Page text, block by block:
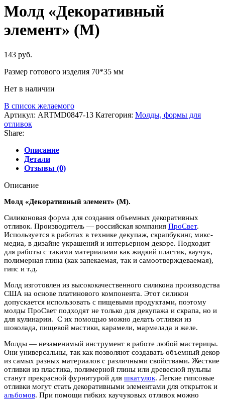
Молд «Декоративный
элемент» (M)
143 руб.
Размер готового изделия 70*35 мм
Нет в наличии
В список желаемого
Артикул: ARTMD0847-13 Категория: Молды, формы для
отливок
Share:
Описание
Детали
Отзывы (0)
Описание
Молд «Декоративный элемент» (M).
Силиконовая форма для создания объемных декоративных
отливок. Производитель — российская компания ПроСвет.
Используется в работах в технике декупаж, скрапбукинг, микс-
медиа, в дизайне украшений и интерьерном декоре. Подходит
для работы с такими материалами как жидкий пластик, каучук,
полимерная глина (как запекаемая, так и самоотверждеваемая),
гипс и т.д.
Молд изготовлен из высококачественного силикона производства
США на основе платинового компонента. Этот силикон
допускается использовать с пищевыми продуктами, поэтому
молды ПроСвет подходят не только для декупажа и скрапа, но и
для кулинарии. С их помощью можно делать отливки из
шоколада, пищевой мастики, карамели, мармелада и желе.
Молды — незаменимый инструмент в работе любой мастерицы.
Они универсальны, так как позволяют создавать объемный декор
из самых разных материалов с различными свойствами. Жесткие
отливки из пластика, полимерной глины или древесной пульпы
станут прекрасной фурнитурой для шкатулок. Легкие гипсовые
отливки могут стать декоративными элементами для открыток и
альбомов. При помощи гибких каучуковых отливок можно